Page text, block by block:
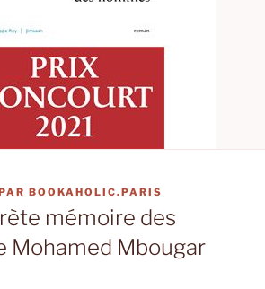
BOOKAHOLIC.PARIS
mémoire des
Mohamed Mbougar